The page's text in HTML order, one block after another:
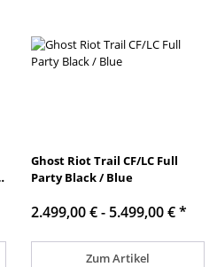
Ghost Riot Trail CF/LC Full
Party Black / Blue
2.499,00 € - 5.499,00 €*
Zum Artikel